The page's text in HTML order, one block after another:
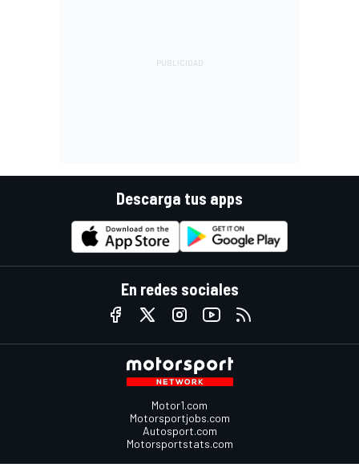
Descarga tus apps
En redes sociales
Motor1.com
Motorsportjobs.com
Autosport.com
Motorsportstats.com